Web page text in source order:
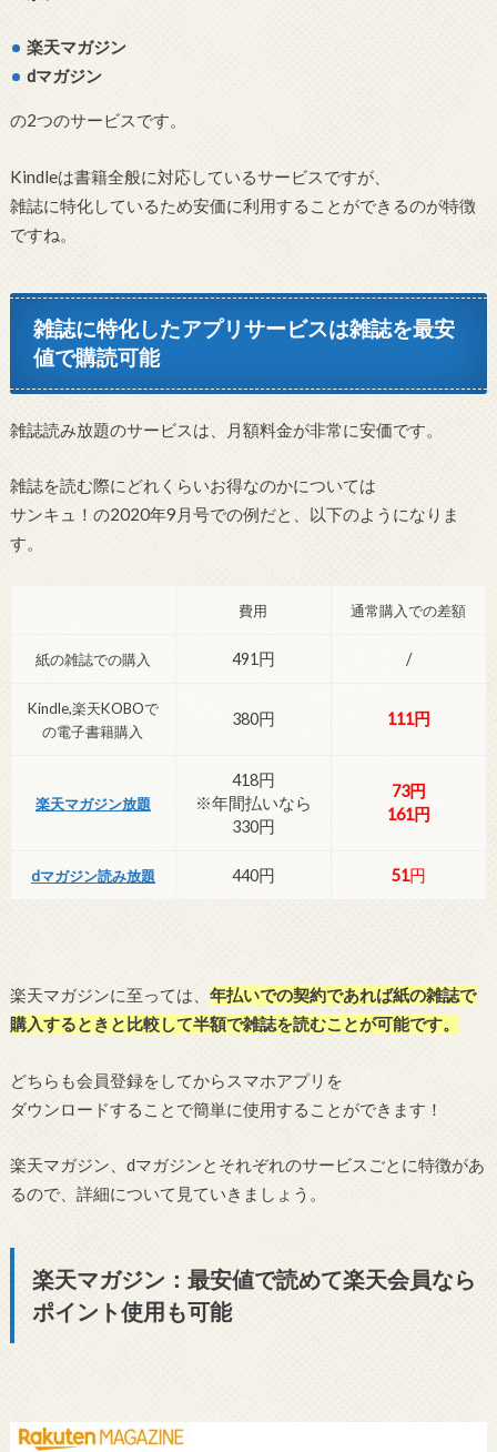
楽天マガジン
dマガジン
の2つのサービスです。
Kindleは書籍全般に対応しているサービスですが、
雑誌に特化しているため安価に利用することができるのが特徴
ですね。
雑誌に特化したアプリサービスは雑誌を最安
値で購読可能
雑誌読み放題のサービスは、月額料金が非常に安価です。
雑誌を読む際にどれくらいお得なのかについては
サンキュ！の2020年9月号での例だと、以下のようになりま
す。
費用 通常購入での差額
紙の雑誌での購入 491円 /
Kindle,楽天KOBOで
の電子書籍購入
380円 111円
楽天マガジン放題
418円
※年間払いなら
330円
73円
161円
dマガジン読み放題 440円 51円
楽天マガジンに至っては、 年払いでの契約であれば紙の雑誌で
購入するときと比較して半額で雑誌を読むことが可能です。
どちらも会員登録をしてからスマホアプリを
ダウンロードすることで簡単に使用することができます！
楽天マガジン、dマガジンとそれぞれのサービスごとに特徴があ
るので、詳細について見ていきましょう。
楽天マガジン：最安値で読めて楽天会員なら
ポイント使用も可能